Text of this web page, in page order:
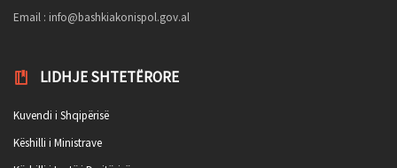
Email : info@bashkiakonispol.gov.al
LIDHJE SHTETËRORE
Kuvendi i Shqipërisë
Këshilli i Ministrave